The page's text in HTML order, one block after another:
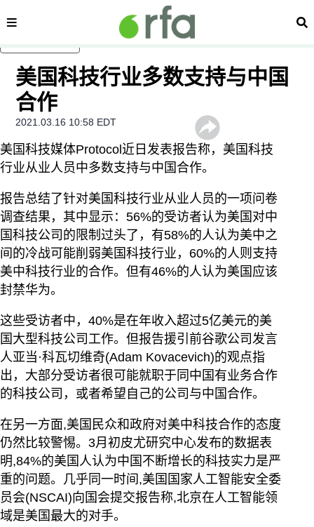
内容分类 搜
美国科技行业多数支持与中国
合作
2021.03.16 10:58 EDT
美国科技媒体Protocol近日发表报告称，美国科技
行业从业人员中多数支持与中国合作。
报告总结了针对美国科技行业从业人员的一项问卷
调查结果，其中显示：56%的受访者认为美国对中
国科技公司的限制过头了，有58%的人认为美中之
间的冷战可能削弱美国科技行业，60%的人则支持
美中科技行业的合作。但有46%的人认为美国应该
封禁华为。
这些受访者中，40%是在年收入超过5亿美元的美
国大型科技公司工作。但报告援引前谷歌公司发言
人亚当·科瓦切维奇(Adam Kovacevich)的观点指
出，大部分受访者很可能就职于同中国有业务合作
的科技公司，或者希望自己的公司与中国合作。
在另一方面,美国民众和政府对美中科技合作的态度
仍然比较警惕。3月初皮尤研究中心发布的数据表
明,84%的美国人认为中国不断增长的科技实力是严
重的问题。几乎同一时间,美国国家人工智能安全委
员会(NSCAI)向国会提交报告称,北京在人工智能领
域是美国最大的对手。